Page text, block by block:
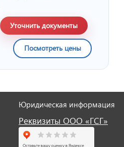
Уточнить документы
Посмотреть цены
Юридическая информация
Реквизиты ООО «ГСГ»